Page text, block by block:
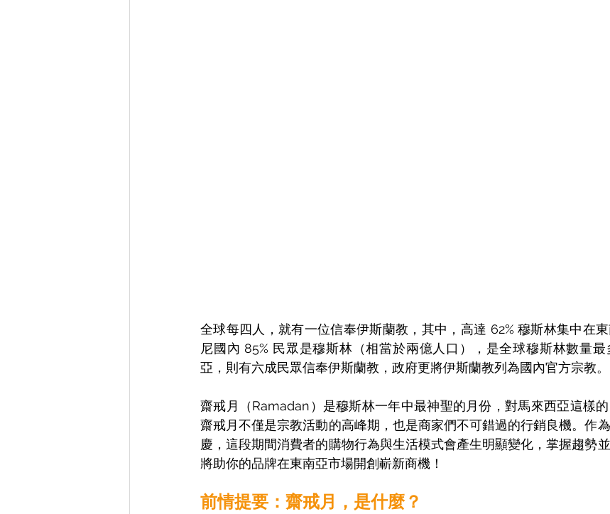
全球每四人，就有一位信奉伊斯蘭教，其中，高達 62% 穆斯林集中在
尼國內 85% 民眾是穆斯林（相當於兩億人口），是全球穆斯林數量
亞，則有六成民眾信奉伊斯蘭教，政府更將伊斯蘭教列為國內官方宗教。
齋戒月（Ramadan）是穆斯林一年中最神聖的月份，對馬來西亞這樣的
齋戒月不僅是宗教活動的高峰期，也是商家們不可錯過的行銷良機。作
慶，這段期間消費者的購物行為與生活模式會產生明顯變化，掌握趨勢
將助你的品牌在東南亞市場開創嶄新商機！
前情提要：齋戒月，是什麼？